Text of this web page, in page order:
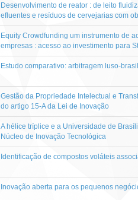
Desenvolvimento de reator : de leito
efluentes e resíduos de cervejarias com
Equity Crowdfunding um instrumento de
empresas : acesso ao investimento para
Estudo comparativo: arbitragem luso-
Gestão da Propriedade Intelectual e
do artigo 15-A da Lei de Inovação
A hélice tríplice e a Universidade de
Núcleo de Inovação Tecnológica
Identificação de compostos voláteis
Inovação aberta para os pequenos